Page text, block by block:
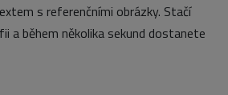
s referenčními obrázky. Stačí
a během několika sekund dostanete